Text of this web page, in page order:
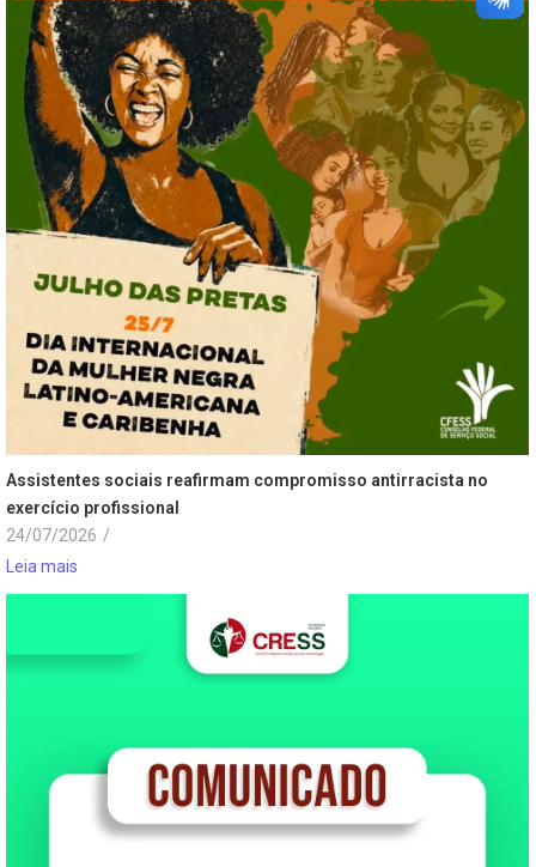
Assistentes sociais reafirmam compromisso antirracista no
exercício profissional
24/07/2026 /
Leia mais